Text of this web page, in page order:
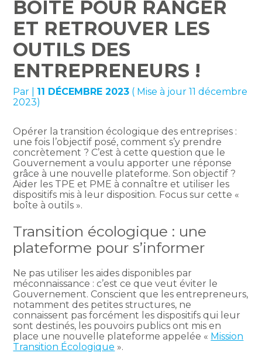
BOÎTE POUR RANGER
ET RETROUVER LES
OUTILS DES
ENTREPRENEURS !
Par 11 DÉCEMBRE 2023 ( Mise à jour 11 décembre
2023)
Opérer la transition écologique des entreprises :
une fois l’objectif posé, comment s’y prendre
concrètement ? C’est à cette question que le
Gouvernement a voulu apporter une réponse
grâce à une nouvelle plateforme. Son objectif ?
Aider les TPE et PME à connaître et utiliser les
dispositifs mis à leur disposition. Focus sur cette «
boîte à outils ».
Transition écologique : une
plateforme pour s’informer
Ne pas utiliser les aides disponibles par
méconnaissance : c’est ce que veut éviter le
Gouvernement. Conscient que les entrepreneurs,
notamment des petites structures, ne
connaissent pas forcément les dispositifs qui leur
sont destinés, les pouvoirs publics ont mis en
place une nouvelle plateforme appelée « Mission
Transition Écologique ».